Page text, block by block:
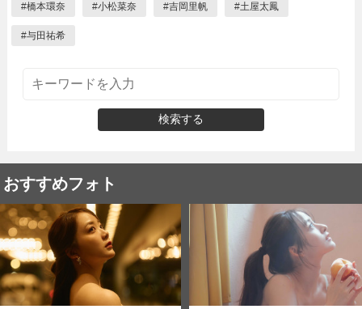
#橋本環奈 #小松菜奈 #吉岡里帆 #土屋太鳳
#与田祐希
検索する
おすすめフォト